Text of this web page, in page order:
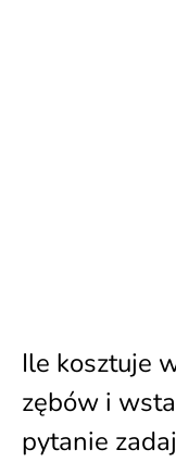
Ile kosztuje
zębów i
pytanie